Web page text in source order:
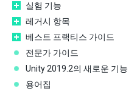
실험 기능
레거시 항목
베스트 프랙티스 가이드
전문가 가이드
Unity 2019.2의 새로운 기능
용어집